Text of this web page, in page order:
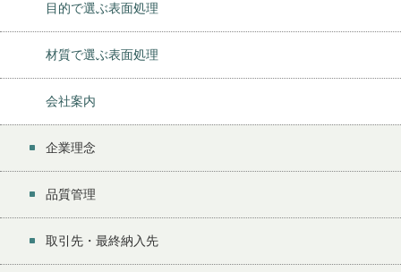
目的で選ぶ表面処理
材質で選ぶ表面処理
会社案内
企業理念
品質管理
取引先・最終納入先